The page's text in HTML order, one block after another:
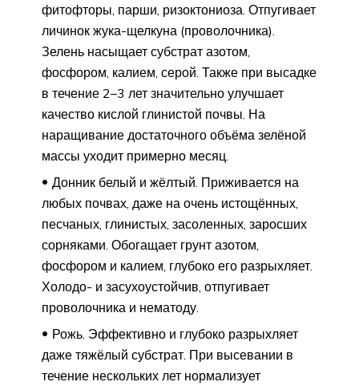
фитофторы, парши, ризоктониоза. Отпугивает
личинок жука-щелкуна (проволочника).
Зелень насыщает субстрат азотом,
фосфором, калием, серой. Также при высадке
в течение 2–3 лет значительно улучшает
качество кислой глинистой почвы. На
наращивание достаточного объёма зелёной
массы уходит примерно месяц.
Донник белый и жёлтый. Приживается на
любых почвах, даже на очень истощённых,
песчаных, глинистых, засоленных, заросших
сорняками. Обогащает грунт азотом,
фосфором и калием, глубоко его разрыхляет.
Холодо- и засухоустойчив, отпугивает
проволочника и нематоду.
Рожь. Эффективно и глубоко разрыхляет
даже тяжёлый субстрат. При высевании в
течение нескольких лет нормализует